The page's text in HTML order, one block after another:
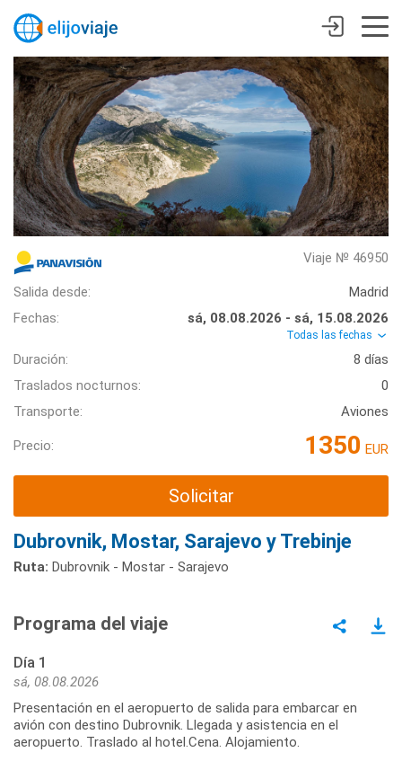
Viaje № 46950
Salida desde:
Madrid
Fechas:
sá, 08.08.2026 - sá, 15.08.2026
Todas las fechas
Duración:
8 días
Traslados nocturnos:
0
Transporte:
Aviones
Precio: 1350 EUR
Solicitar
Dubrovnik, Mostar, Sarajevo y Trebinje
Ruta: Dubrovnik - Mostar - Sarajevo
Programa del viaje
Día 1
sá, 08.08.2026
Presentación en el aeropuerto de salida para embarcar en
avión con destino Dubrovnik. Llegada y asistencia en el
aeropuerto. Traslado al hotel.Cena. Alojamiento.